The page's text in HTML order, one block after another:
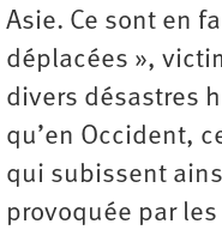
Asie. Ce sont en
déplacées »,
divers désastres
qu’en Occident,
qui subissent
provoquée par